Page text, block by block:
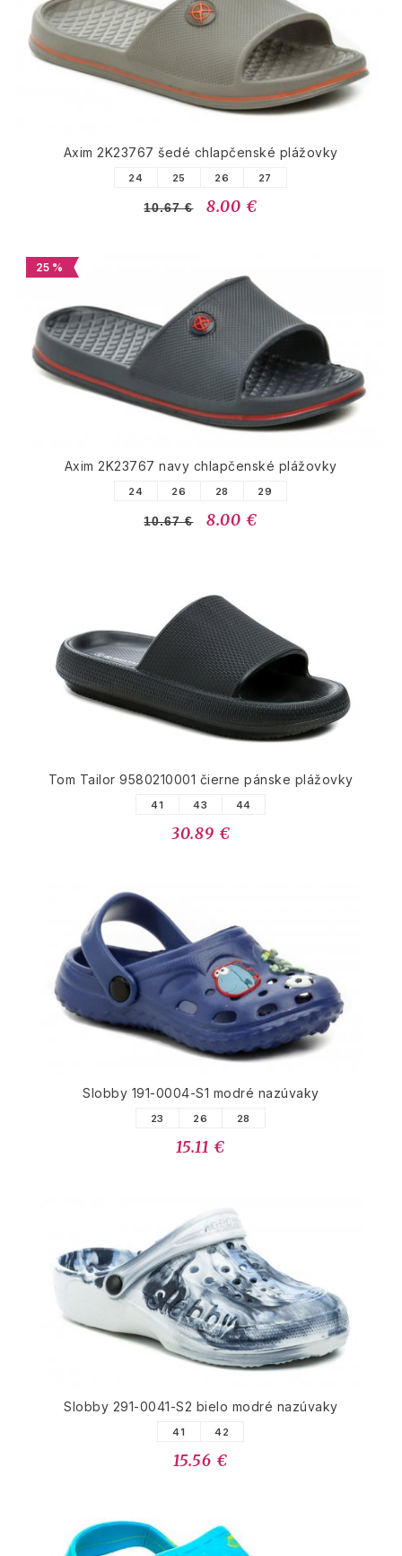
Axim 2K23767 šedé chlapčenské plážovky
24 25 26 27
10.67 € 8.00 €
25 %
Axim 2K23767 navy chlapčenské plážovky
24 26 28 29
10.67 € 8.00 €
Tom Tailor 9580210001 čierne pánske plážovky
41 43 44
30.89 €
Slobby 191-0004-S1 modré nazúvaky
23 26 28
15.11 €
Slobby 291-0041-S2 bielo modré nazúvaky
41 42
15.56 €